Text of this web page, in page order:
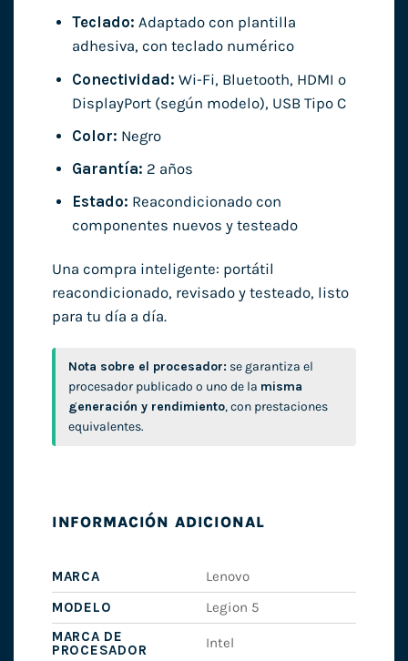
Teclado: Adaptado con plantilla
adhesiva, con teclado numérico
Conectividad: Wi-Fi, Bluetooth, HDMI o
DisplayPort (según modelo), USB Tipo C
Color: Negro
Garantía: 2 años
Estado: Reacondicionado con
componentes nuevos y testeado
Una compra inteligente: portátil
reacondicionado, revisado y testeado, listo
para tu día a día.
Nota sobre el procesador: se garantiza el
procesador publicado o uno de la misma
generación y rendimiento, con prestaciones
equivalentes.
INFORMACIÓN ADICIONAL
MARCA
Lenovo
MODELO
Legion 5
MARCA DE
PROCESADOR
Intel